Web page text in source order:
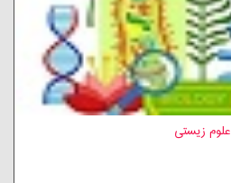
علوم زیستی